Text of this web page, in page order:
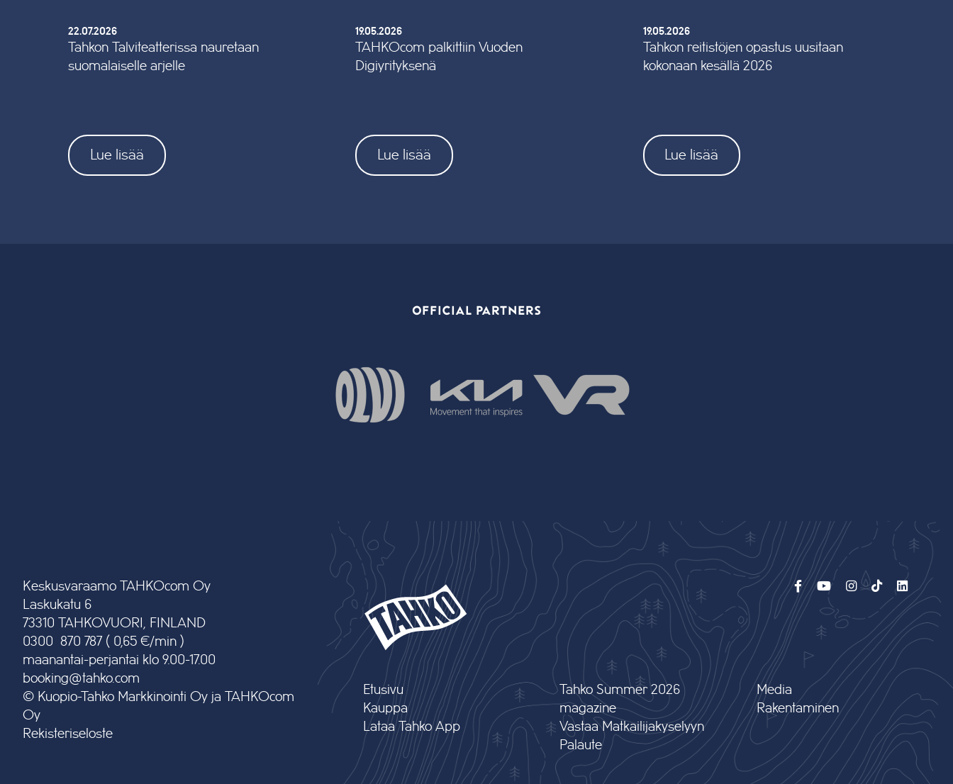
22.07.2026
Tahkon Talviteatterissa nauretaan
suomalaiselle arjelle
Lue lisää
19.05.2026
TAHKOcom palkittiin Vuoden
Digiyrityksenä
Lue lisää
19.05.2026
Tahkon reitistöjen opastus uusitaan
kokonaan kesällä 2026
Lue lisää
OFFICIAL PARTNERS
Keskusvaraamo TAHKOcom Oy
Laskukatu 6
73310 TAHKOVUORI, FINLAND
0300 870 787 ( 0,65 €/min )
maanantai-perjantai klo 9.00-17.00
booking@tahko.com
© Kuopio-Tahko Markkinointi Oy ja TAHKOcom
Oy
Rekisteriseloste
Etusivu
Kauppa
Lataa Tahko App
Tahko Summer 2026
magazine
Vastaa Matkailijakyselyyn
Palaute
Media
Rakentaminen